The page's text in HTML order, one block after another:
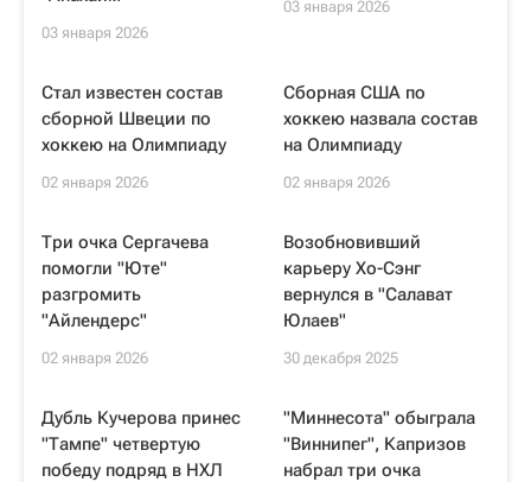
03 января 2026
03 января 2026
Стал известен состав
сборной Швеции по
хоккею на Олимпиаду
02 января 2026
Сборная США по
хоккею назвала состав
на Олимпиаду
02 января 2026
Три очка Сергачева
помогли "Юте"
разгромить
"Айлендерс"
02 января 2026
Возобновивший
карьеру Хо-Сэнг
вернулся в "Салават
Юлаев"
30 декабря 2025
Дубль Кучерова принес
"Тампе" четвертую
победу подряд в НХЛ
"Миннесота" обыграла
"Виннипег", Капризов
набрал три очка